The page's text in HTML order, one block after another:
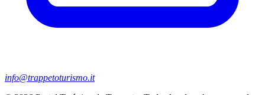
info@trappetoturismo.it